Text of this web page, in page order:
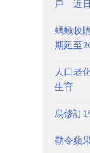
戶 近
螞蟻收
期延至
人口老
生育
烏修訂
勒令蘋